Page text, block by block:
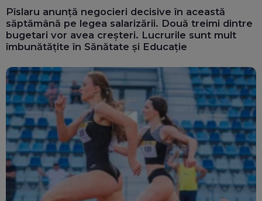
Pîslaru anunță negocieri decisive în această
săptămână pe legea salarizării. Două treimi dintre
bugetari vor avea creșteri. Lucrurile sunt mult
îmbunătățite în Sănătate și Educație